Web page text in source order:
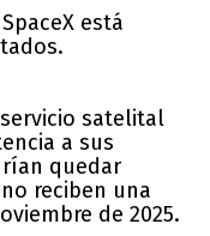
está
satelital
a sus
quedar
reciben una
de 2025.